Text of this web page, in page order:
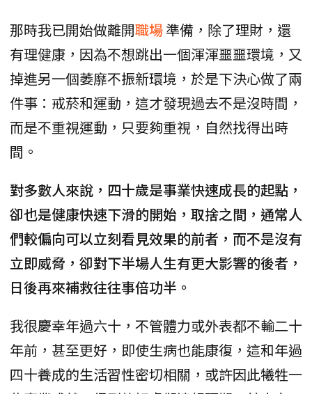
那時我已開始做離開職場準備，除了理財，還
有理健康，因為不想跳出一個渾渾噩噩環境，又
掉進另一個萎靡不振新環境，於是下決心做了兩
件事：戒菸和運動，這才發現過去不是沒時間，
而是不重視運動，只要夠重視，自然找得出時
間。
對多數人來說，四十歲是事業快速成長的起點，
卻也是健康快速下滑的開始，取捨之間，通常人
們較偏向可以立刻看見效果的前者，而不是沒有
立即威脅，卻對下半場人生有更大影響的後者，
日後再來補救往往事倍功半。
我很慶幸年過六十，不管體力或外表都不輸二十
年前，甚至更好，即使生病也能康復，這和年過
四十養成的生活習性密切相關，或許因此犧牲一